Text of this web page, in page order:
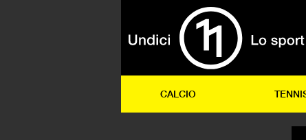
CALCIO